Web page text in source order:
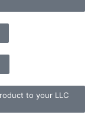
to your LLC